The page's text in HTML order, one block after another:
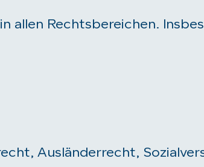
allen Rechtsbereichen.
Ausländerrecht,